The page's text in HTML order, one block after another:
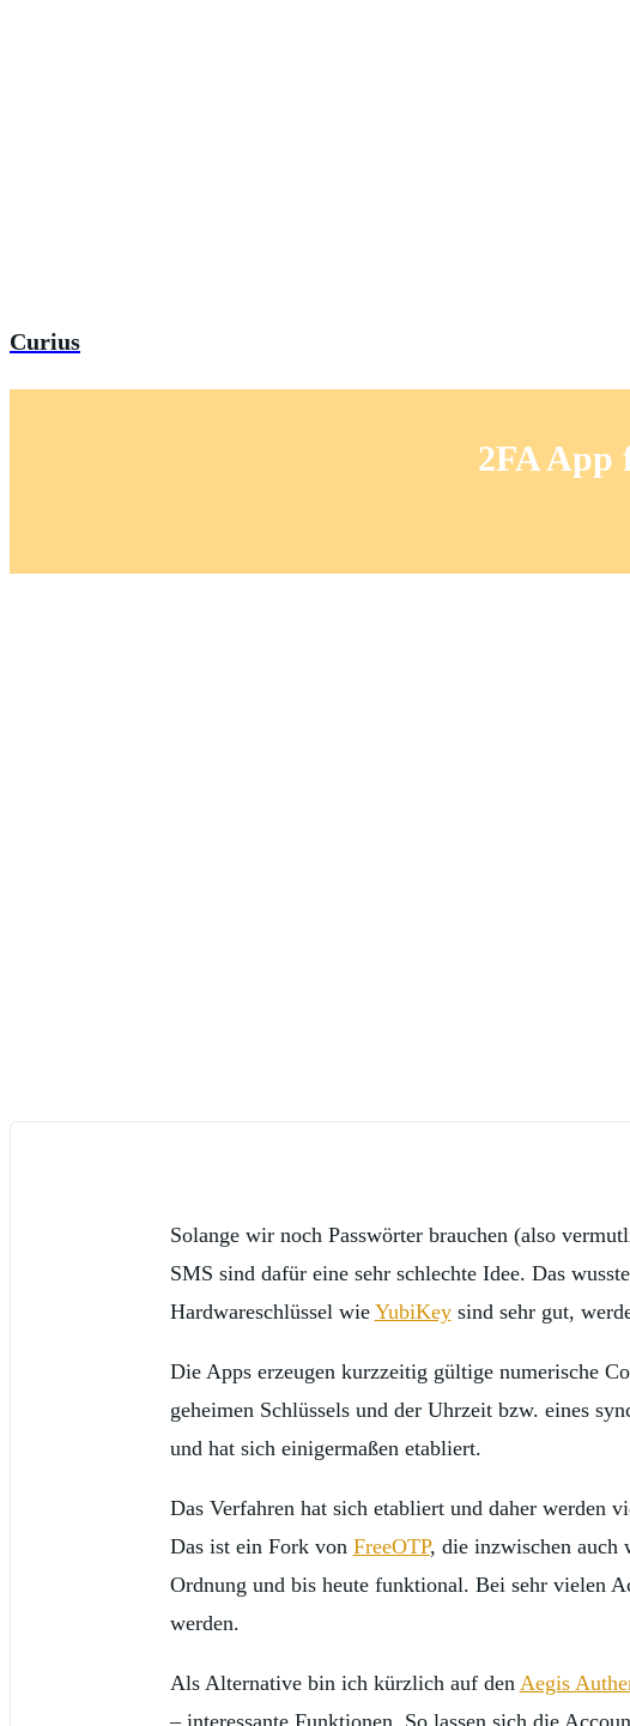
Curius
2FA App
Solange wir noch Passwörter brauchen (also
SMS sind dafür eine sehr schlechte Idee. Das
Hardwareschlüssel wie YubiKeysind sehr gut,
Die Apps erzeugen kurzzeitig gültige numerische
geheimen Schlüssels und der Uhrzeit bzw. eines
und hat sich einigermaßen etabliert.
Das Verfahren hat sich etabliert und daher werden
Das ist ein Fork von FreeOTP, die inzwischen auch
Ordnung und bis heute funktional. Bei sehr vielen
werden.
Als Alternative bin ich kürzlich auf den Aegis